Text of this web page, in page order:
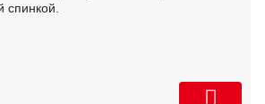
спинкой.